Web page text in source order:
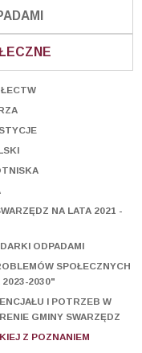
NA LATA 2021 -
ODPADAMI
SPOŁECZNYCH
2023-2030"
I POTRZEB W
GMINY SWARZĘDZ
Z POZNANIEM